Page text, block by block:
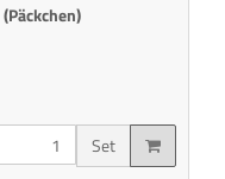
(Päckchen)
Set